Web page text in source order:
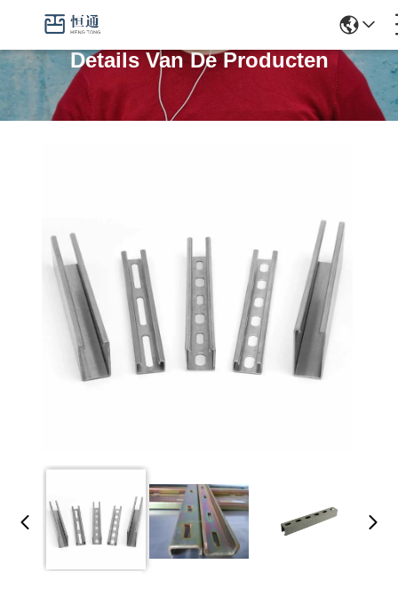
Details Van De Producten